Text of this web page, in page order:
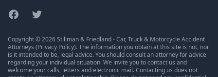
FacebookTwitter
Copyright © 2026 Stillman & Friedland - Car, Truck & Motorcycle Accident
Attorneys (Privacy Policy). The information you obtain at this site is not, nor
is it intended to be, legal advice. You should consult an attorney for advice
regarding your individual situation. We invite you to contact us and
welcome your calls, letters and electronic mail. Contacting us does not